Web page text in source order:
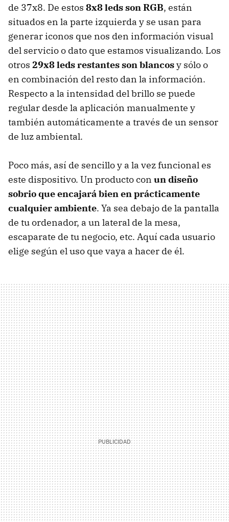
de 37x8. De estos 8x8 leds son RGB, están
situados en la parte izquierda y se usan para
generar iconos que nos den información visual
del servicio o dato que estamos visualizando. Los
otros 29x8 leds restantes son blancosy sólo o
en combinación del resto dan la información.
Respecto a la intensidad del brillo se puede
regular desde la aplicación manualmente y
también automáticamente a través de un sensor
de luz ambiental.
Poco más, así de sencillo y a la vez funcional es
este dispositivo. Un producto con un diseño
sobrio que encajará bien en prácticamente
cualquier ambiente. Ya sea debajo de la pantalla
de tu ordenador, a un lateral de la mesa,
escaparate de tu negocio, etc. Aquí cada usuario
elige según el uso que vaya a hacer de él.